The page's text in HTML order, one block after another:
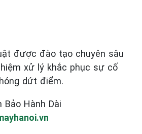
được đào tạo chuyên sâu
xử lý khắc phục sự cố
dứt điểm.
Bảo Hành Dài